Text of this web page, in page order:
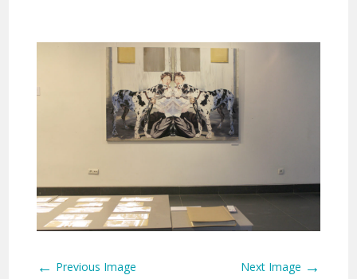
← Previous Image Next Image →